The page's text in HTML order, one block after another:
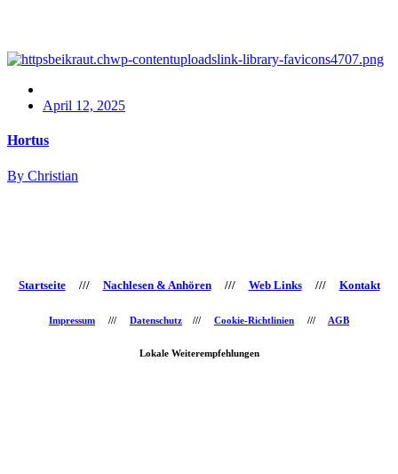
April 12, 2025
Hortus
By Christian
Startseite/// Nachlesen & Anhören/// Web Links/// Kontakt
Impressum /// Datenschutz /// Cookie-Richtlinien /// AGB
Lokale Weiterempfehlungen